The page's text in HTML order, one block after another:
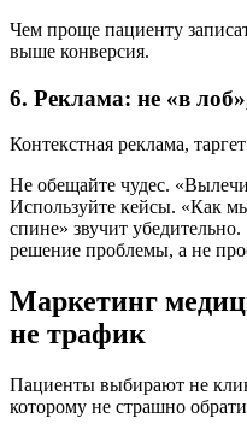
Чем проще пациенту
выше конверсия.
6. Реклама: не «в
Контекстная реклама,
Не обещайте чудес.
Используйте кейсы. «Как
спине» звучит
решение проблемы, а не
Маркетинг
не трафик
Пациенты выбирают не
которому не страшно